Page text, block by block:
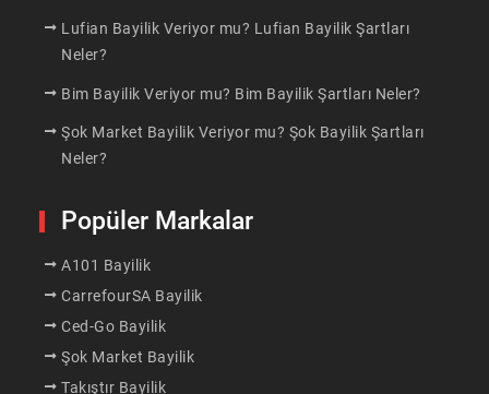
Lufian Bayilik Veriyor mu? Lufian Bayilik Şartları
Neler?
Bim Bayilik Veriyor mu? Bim Bayilik Şartları Neler?
Şok Market Bayilik Veriyor mu? Şok Bayilik Şartları
Neler?
Popüler Markalar
A101 Bayilik
CarrefourSA Bayilik
Ced-Go Bayilik
Şok Market Bayilik
Takıştır Bayilik